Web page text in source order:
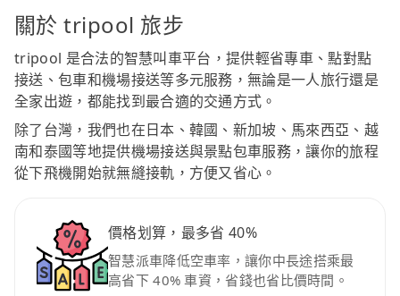
關於 tripool 旅步
tripool 是合法的智慧叫車平台，提供輕省專車、點對點
接送、包車和機場接送等多元服務，無論是一人旅行還是
全家出遊，都能找到最合適的交通方式。
除了台灣，我們也在日本、韓國、新加坡、馬來西亞、越
南和泰國等地提供機場接送與景點包車服務，讓你的旅程
從下飛機開始就無縫接軌，方便又省心。
價格划算，最多省 40%
智慧派車降低空車率，讓你中長途搭乘最
高省下 40% 車資，省錢也省比價時間。